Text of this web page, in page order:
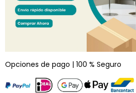
Opciones de pago | 100 % Seguro